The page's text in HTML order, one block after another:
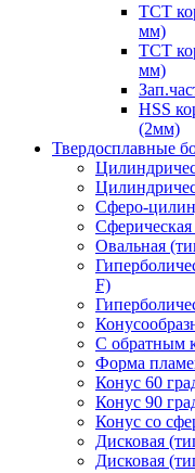
ТСТ
мм)
ТСТ
мм)
HSS
(2мм)
Твердосплавные
Сферо-
Овальная
F)
C обратным
Форма
Конус 60
Конус 90
Конус со
Дисковая
Дисковая